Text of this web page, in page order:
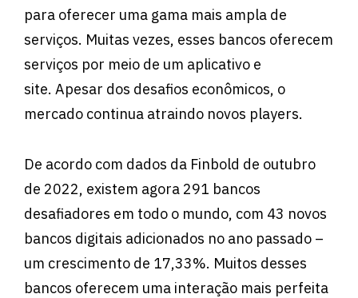
para oferecer uma gama mais ampla de
serviços. Muitas vezes, esses bancos oferecem
serviços por meio de um aplicativo e
site. Apesar dos desafios econômicos, o
mercado continua atraindo novos players.
De acordo com dados da Finbold de outubro
de 2022, existem agora 291 bancos
desafiadores em todo o mundo, com 43 novos
bancos digitais adicionados no ano passado –
um crescimento de 17,33%. Muitos desses
bancos oferecem uma interação mais perfeita